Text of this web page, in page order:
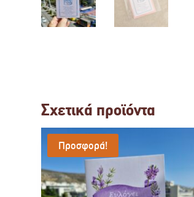
Σχετικά προϊόντα
Προσφορά!